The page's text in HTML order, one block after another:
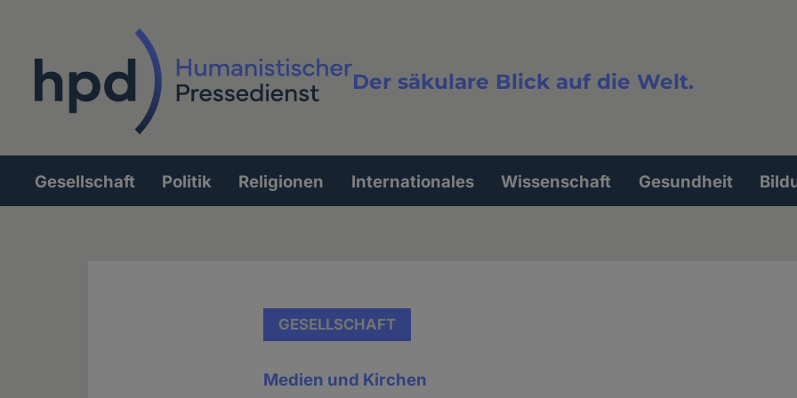
Der säkulare Blick auf die Welt.
Volltextsuche
Hauptnavigation
Gesellschaft Politik Religionen Internationales Wissenschaft Gesundheit
GESELLSCHAFT
Medien und Kirchen